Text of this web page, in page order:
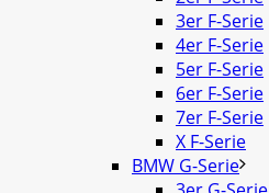
3er F-Serie
4er F-Serie
5er F-Serie
6er F-Serie
7er F-Serie
X F-Serie
BMW G-Serie